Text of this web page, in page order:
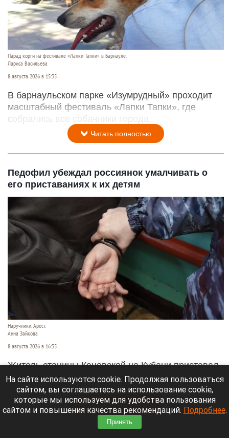
Парад корги на фестивале «Лапки Тапки» в Барнауле.
Лариса Васильева
8 августа 2026 в 15:35
В барнаульском парке «Изумрудный» проходит
масштабный фестиваль «Лапки Тапки», где
собрались все собачники города.
Читать полностью
Педофил убеждал россиянок умалчивать о
его приставаниях к их детям
Наручники. Арест.
Анна Зайкова
8 августа 2026 в 16:35
Житель станицы Каневской на Кубани приставал
к детям на улице — за это суд отправил его в
колонию строгого режима на 15 лет.
Читать полностью
На сайте используются cookie. Продолжая пользоваться
сайтом, вы соглашаетесь на использование cookie,
которые мы используем для удобства пользования
сайтом и повышения качества рекомендаций. Подробнее.
Принять